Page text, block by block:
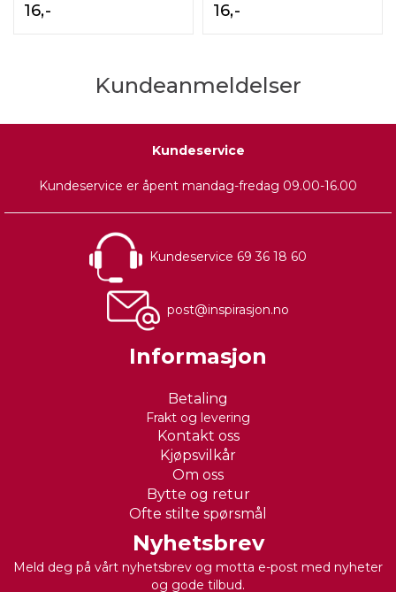
16,- 16,-
Kundeanmeldelser
Kundeservice
Kundeservice er åpent mandag-fredag 09.00-16.00
Kundeservice 69 36 18 60
post@inspirasjon.no
Informasjon
Betaling
Frakt og levering
Kontakt oss
Kjøpsvilkår
Om oss
Bytte og retur
Ofte stilte spørsmål
Nyhetsbrev
Meld deg på vårt nyhetsbrev og motta e-post med nyheter
og gode tilbud.